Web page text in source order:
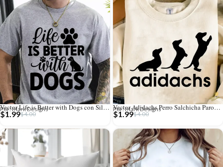
Vector Life is Better with Dogs con Silueta de Perro para Sublimar
Por: Mark Designs
$4.00
$1.99
Vector Adidachs Perro Salchicha Parodia Deportiva para Sublimación
Por: Mark Designs
$4.00
$1.99